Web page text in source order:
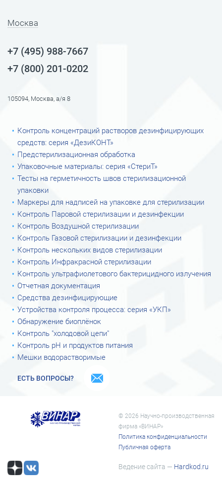
Москва
+7 (495) 988-7667
+7 (800) 201-0202
105094, Москва, а/я 8
Контроль концентраций растворов дезинфицирующих
средств: серия «ДезиКОНТ»
Предстерилизационная обработка
Упаковочные материалы: серия «СтериТ»
Тесты на герметичность швов стерилизационной
упаковки
Маркеры для надписей на упаковке для стерилизации
Контроль Паровой стерилизации и дезинфекции
Контроль Воздушной стерилизации
Контроль Газовой стерилизации и дезинфекции
Контроль нескольких видов стерилизации
Контроль Инфракрасной стерилизации
Контроль ультрафиолетового бактерицидного излучения
Отчетная документация
Средства дезинфицирующие
Устройства контроля процесса: серия «УКП»
Обнаружение биоплёнок
Контроль "холодовой цепи"
Контроль рН и продуктов питания
Мешки водорастворимые
ЕСТЬ ВОПРОСЫ?
© 2026 Научно-производственная
фирма «ВИНАР»
Политика конфиденциальности
Публичная оферта
Ведение сайта — Hardkod.ru